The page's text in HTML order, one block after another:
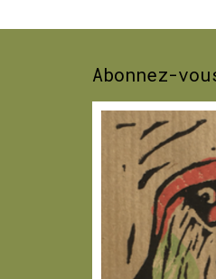
Abonnez-